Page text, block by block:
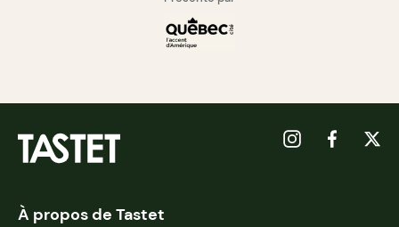
À propos de Tastet